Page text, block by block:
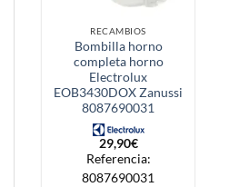
RECAMBIOS
Bombilla horno
completa horno
Electrolux
EOB3430DOX Zanussi
8087690031
29,90€
Referencia:
8087690031